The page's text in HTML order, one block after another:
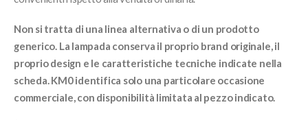
Non si tratta di una linea alternativa o di un prodotto
generico. La lampada conserva il proprio brand originale, il
proprio design e le caratteristiche tecniche indicate nella
scheda. KM0 identifica solo una particolare occasione
commerciale, con disponibilità limitata al pezzo indicato.